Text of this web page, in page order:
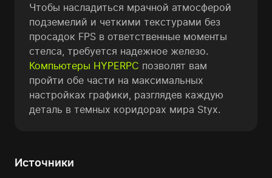
Чтобы насладиться мрачной атмосферой
подземелий и четкими текстурами без
просадок FPS в ответственные моменты
стелса, требуется надежное железо.
Компьютеры HYPERPC позволят вам
пройти обе части на максимальных
настройках графики, разглядев каждую
деталь в темных коридорах мира Styx.
Источники